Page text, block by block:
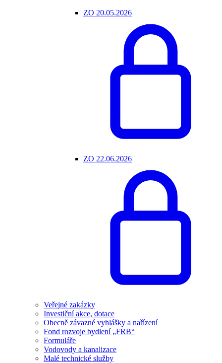
ZO 20.05.2026
ZO 22.06.2026
Veřejné zakázky
Investiční akce, dotace
Obecně závazné vyhlášky a nařízení
Fond rozvoje bydlení „FRB“
Formuláře
Vodovody a kanalizace
Malé technické služby